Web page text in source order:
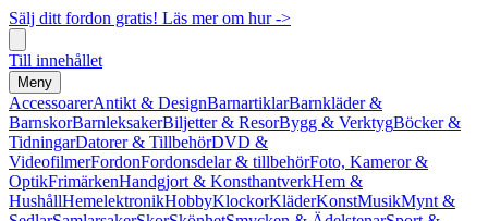
Sälj ditt fordon gratis! Läs mer om hur ->
Till innehållet
Meny
AccessoarerAntikt & DesignBarnartiklarBarnkläder &
BarnskorBarnleksakerBiljetter & ResorBygg & VerktygBöcker &
TidningarDatorer & TillbehörDVD &
VideofilmerFordonFordonsdelar & tillbehörFoto, Kameror &
OptikFrimärkenHandgjort & KonsthantverkHem &
HushållHemelektronikHobbyKlockorKläderKonstMusikMynt &